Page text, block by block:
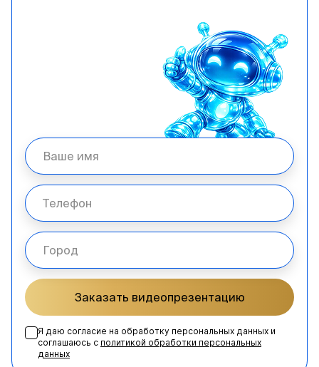
Заказать видеопрезентацию
Я даю согласие на обработку персональных данных и
соглашаюсь с политикой обработки персональных
данных